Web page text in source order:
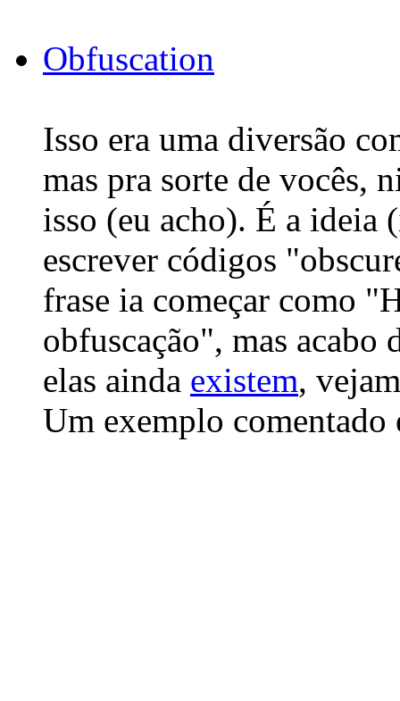
Obfuscation
Isso era uma diversão
mas pra sorte de vocês,
isso (eu acho). É a ideia
escrever códigos
frase ia começar como
obfuscação", mas acabo
elas ainda existem,
Um exemplo comentado